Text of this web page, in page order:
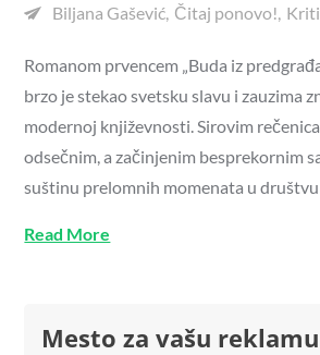
Biljana Gašević Čitaj ponovo!
Romanom prvencem „Buda iz
brzo je stekao svetsku slavu i zauzima
modernoj književnosti. Sirovim
odsečnim, a začinjenim besprekornim
suštinu prelomnih momenata u društvu
Read More
Mesto za vašu reklamu